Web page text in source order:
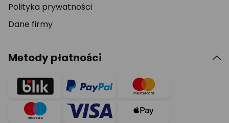
Polityka prywatności
Dane firmy
Metody płatności